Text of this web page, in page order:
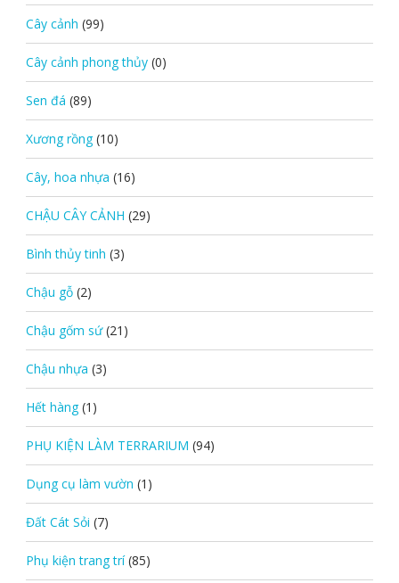
Cây cảnh (99)
Cây cảnh phong thủy (0)
Sen đá (89)
Xương rồng (10)
Cây, hoa nhựa (16)
CHẬU CÂY CẢNH (29)
Bình thủy tinh (3)
Chậu gỗ (2)
Chậu gốm sứ (21)
Chậu nhựa (3)
Hết hàng (1)
PHỤ KIỆN LÀM TERRARIUM (94)
Dụng cụ làm vườn (1)
Đất Cát Sỏi (7)
Phụ kiện trang trí (85)